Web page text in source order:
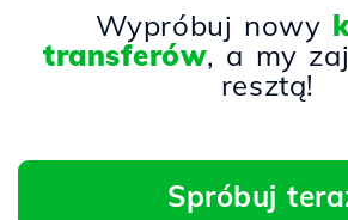
Wypróbuj nowy
transferów, a my
resztą!
Spróbuj